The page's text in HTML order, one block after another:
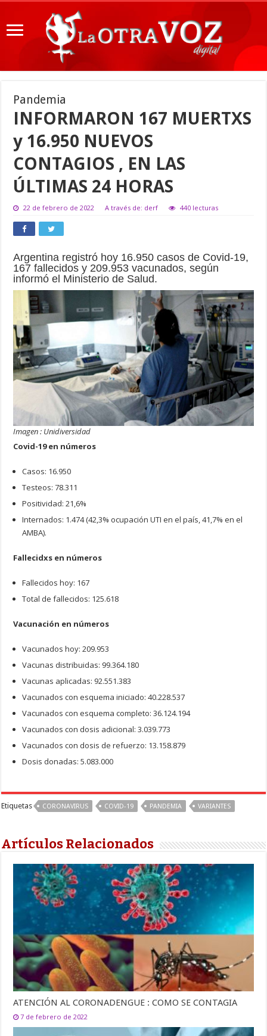
Pandemia
INFORMARON 167 MUERTXS
y 16.950 NUEVOS
CONTAGIOS , EN LAS
ÚLTIMAS 24 HORAS
22 de febrero de 2022 A través de: derf 440 lecturas
Argentina registró hoy 16.950 casos de Covid-19,
167 fallecidos y 209.953 vacunados, según
informó el Ministerio de Salud.
Imagen : Unidiversidad
Covid-19 en números
Casos: 16.950
Testeos: 78.311
Positividad: 21,6%
Internados: 1.474 (42,3% ocupación UTI en el país, 41,7% en el
AMBA).
Fallecidxs en números
Fallecidos hoy: 167
Total de fallecidos: 125.618
Vacunación en números
Vacunados hoy: 209.953
Vacunas distribuidas: 99.364.180
Vacunas aplicadas: 92.551.383
Vacunados con esquema iniciado: 40.228.537
Vacunados con esquema completo: 36.124.194
Vacunados con dosis adicional: 3.039.773
Vacunados con dosis de refuerzo: 13.158.879
Dosis donadas: 5.083.000
Etiquetas CORONAVIRUS COVID-19 PANDEMIA VARIANTES
Artículos Relacionados
ATENCIÓN AL CORONADENGUE : COMO SE CONTAGIA
7 de febrero de 2022